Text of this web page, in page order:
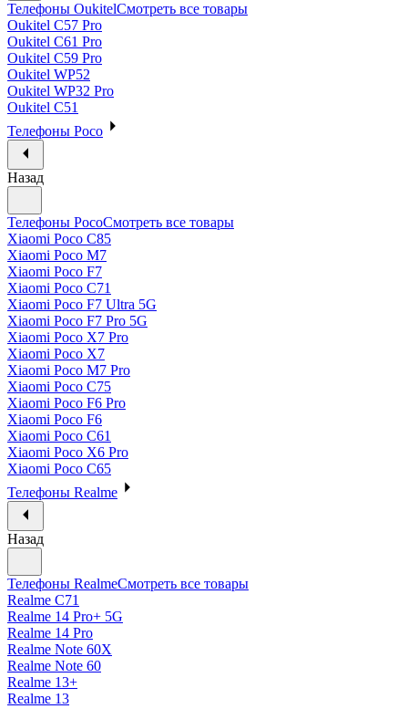
Телефоны OukitelСмотреть все товары
Oukitel C57 Pro
Oukitel C61 Pro
Oukitel C59 Pro
Oukitel WP52
Oukitel WP32 Pro
Oukitel C51
Телефоны Poco
Назад
Телефоны PocoСмотреть все товары
Xiaomi Poco C85
Xiaomi Poco M7
Xiaomi Poco F7
Xiaomi Poco C71
Xiaomi Poco F7 Ultra 5G
Xiaomi Poco F7 Pro 5G
Xiaomi Poco X7 Pro
Xiaomi Poco X7
Xiaomi Poco M7 Pro
Xiaomi Poco C75
Xiaomi Poco F6 Pro
Xiaomi Poco F6
Xiaomi Poco C61
Xiaomi Poco X6 Pro
Xiaomi Poco C65
Телефоны Realme
Назад
Телефоны RealmeСмотреть все товары
Realme C71
Realme 14 Pro+ 5G
Realme 14 Pro
Realme Note 60X
Realme Note 60
Realme 13+
Realme 13